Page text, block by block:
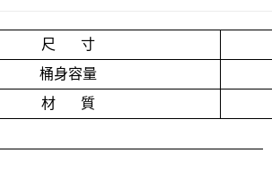
尺 寸
桶身容量
材 質